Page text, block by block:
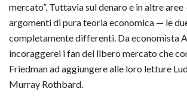
mercato”. Tuttavia sul denaro e in altre
argomenti di pura teoria economica — le
completamente differenti. Da economista
incoraggerei i fan del libero mercato che
Friedman ad aggiungere alle loro letture
Murray Rothbard.